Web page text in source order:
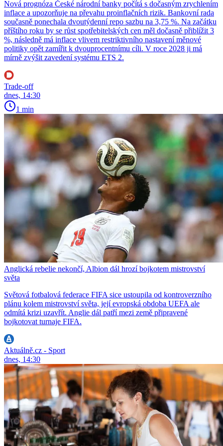
Nová prognóza České národní banky počítá s dočasným zrychlením
inflace a upozorňuje na převahu proinflačních rizik. Bankovní rada
současně ponechala dvoutýdenní repo sazbu na 3,75 %. Na začátku
příštího roku by se růst spotřebitelských cen měl dočasně přiblížit 3
%, následně má inflace vlivem restriktivního nastavení měnové
politiky opět zamířit k dvouprocentnímu cíli. V roce 2028 ji má
mírně zvýšit zavedení systému ETS 2.
Trade-off
dnes, 14:30
1 min
Anglická rebelie nekončí, Albion dál hrozí bojkotem mistrovství
světa
Světová fotbalová federace FIFA sice ustoupila od kontroverzního
plánu kolem mistrovství světa, její evropská obdoba UEFA ale
odmítá krizi uzavřít. Anglie dál patří mezi země připravené
bojkotovat turnaje FIFA.
Aktuálně.cz - Sport
dnes, 14:30